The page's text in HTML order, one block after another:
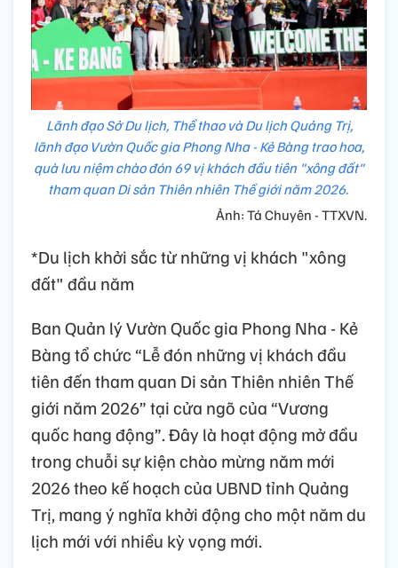
Lãnh đạo Sở Du lịch, Thể thao và Du lịch Quảng Trị,
lãnh đạo Vườn Quốc gia Phong Nha - Kẻ Bàng trao hoa,
quà lưu niệm chào đón 69 vị khách đầu tiên "xông đất"
tham quan Di sản Thiên nhiên Thế giới năm 2026.
Ảnh: Tá Chuyên - TTXVN.
*Du lịch khởi sắc từ những vị khách "xông
đất" đầu năm
Ban Quản lý Vườn Quốc gia Phong Nha - Kẻ
Bàng tổ chức “Lễ đón những vị khách đầu
tiên đến tham quan Di sản Thiên nhiên Thế
giới năm 2026” tại cửa ngõ của “Vương
quốc hang động”. Đây là hoạt động mở đầu
trong chuỗi sự kiện chào mừng năm mới
2026 theo kế hoạch của UBND tỉnh Quảng
Trị, mang ý nghĩa khởi động cho một năm du
lịch mới với nhiều kỳ vọng mới.